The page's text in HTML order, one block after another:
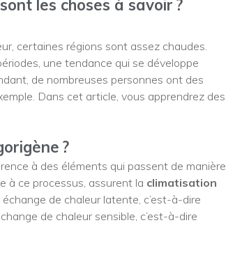
les choses à savoir ?
certaines régions sont assez chaudes.
une tendance qui se développe
de nombreuses personnes ont des
Dans cet article, vous apprendrez des
?
à des éléments qui passent de manière
à ce processus, assurent la climatisation
de chaleur latente, c’est-à-dire
de chaleur sensible, c’est-à-dire